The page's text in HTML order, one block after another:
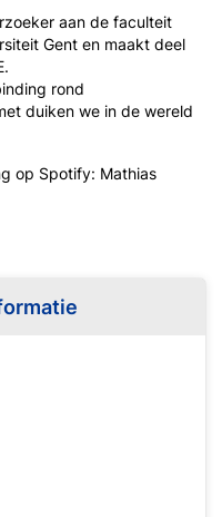
aan de faculteit
Gent en maakt deel
rond
duiken we in de wereld
op Spotify: Mathias